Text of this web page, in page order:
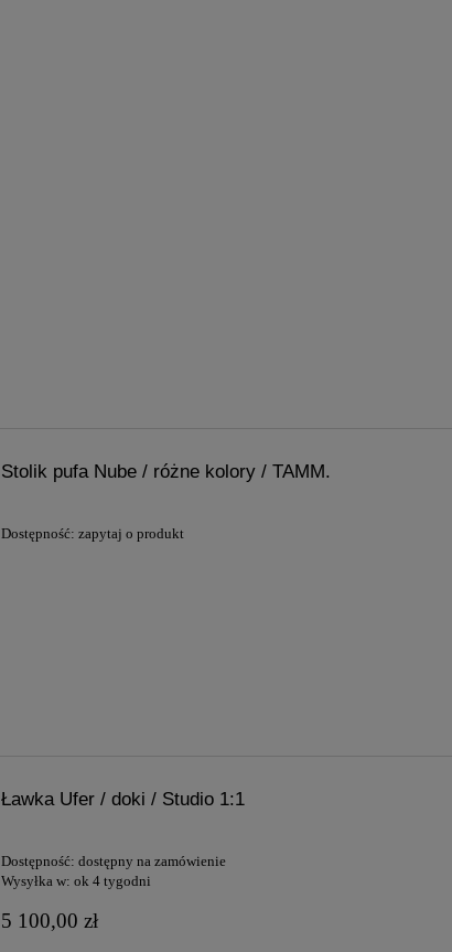
Stolik pufa Nube / różne kolory / TAMM.
Dostępność: zapytaj o produkt
Ławka Ufer / doki / Studio 1:1
Dostępność: dostępny na zamówienie
Wysyłka w: ok 4 tygodni
5 100,00 zł